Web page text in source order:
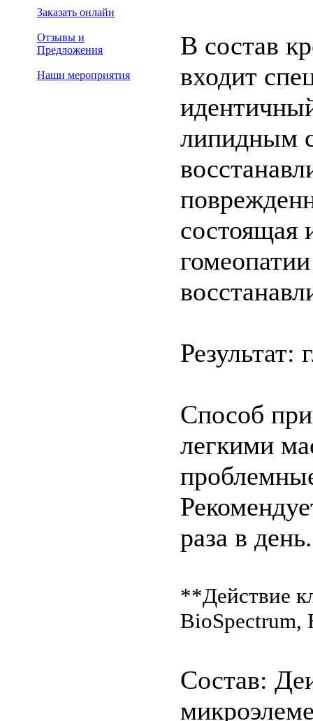
Заказать онлайн
Отзывы и
Предложения
Наши мероприятия
В состав
входит
липидным
состоящая
Результат:
Способ
легкими
раза в день.
**Действие
Состав: